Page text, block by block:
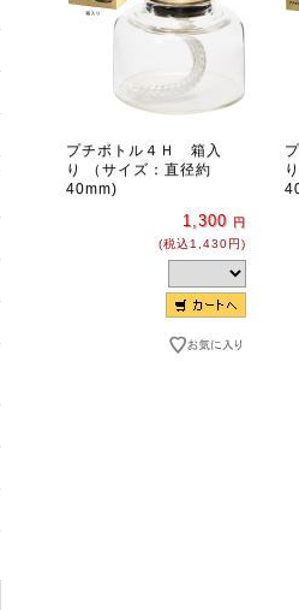
プチボトル４Ｈ 箱入
り （サイズ：直径約
40mm)
1,300 円
(税込1,430円)